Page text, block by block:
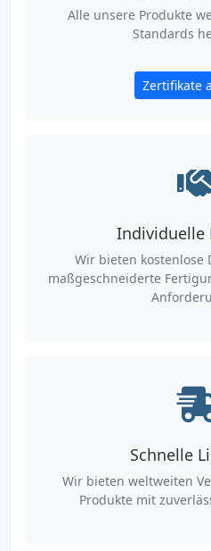
Alle unsere Produkte
Standards
Zertifikate
Individuelle
Wir bieten kostenlose
maßgeschneiderte
Schnelle
Wir bieten weltweiten
Produkte mit